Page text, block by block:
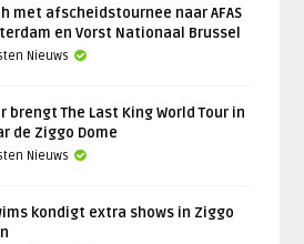
met afscheidstournee naar AFAS
en Vorst Nationaal Brussel
Nieuws
brengt The Last King World Tour in
de Ziggo Dome
Nieuws
kondigt extra shows in Ziggo